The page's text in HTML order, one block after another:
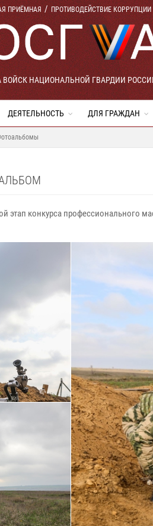
ПРИЁМНАЯ ПРОТИВОДЕЙСТВИЕ КОРРУПЦИИ
НАЦИОНАЛЬНОЙ ГВАРДИИ
ДЕЯТЕЛЬНОСТЬ ДЛЯ ГРАЖДАН
конкурса профессионального